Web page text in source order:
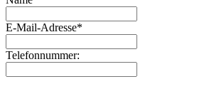
E-Mail-Adresse*
Telefonnummer: